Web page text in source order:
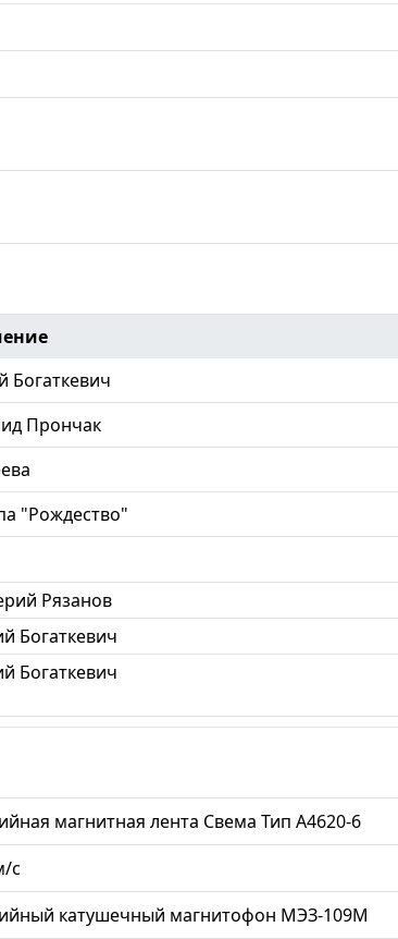
Богаткевич
Прончак
"Рождество"
Рязанов
Богаткевич
Богаткевич
магнитная лента Свема Тип А4620-6
с
катушечный магнитофон МЭЗ-109М